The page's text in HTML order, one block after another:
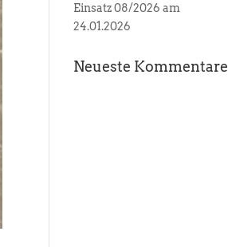
Einsatz 08/2026 am
24.01.2026
Neueste Kommentare